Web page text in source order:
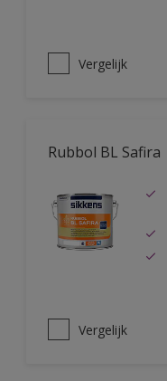
Vergelijk
Rubbol BL Safira
Vergelijk